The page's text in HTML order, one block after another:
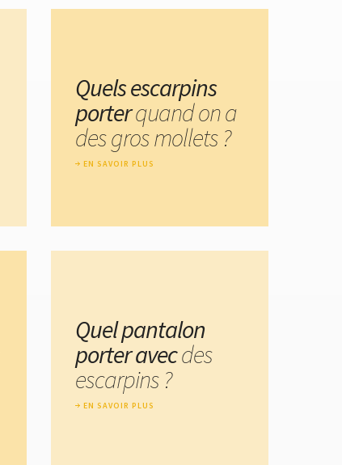
Quels escarpins
porterquand on a
des gros mollets ?
EN SAVOIR PLUS
Quel pantalon
porter avecdes
escarpins ?
EN SAVOIR PLUS